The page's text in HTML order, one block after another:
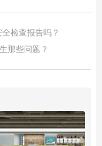
检查报告吗？
那些问题？